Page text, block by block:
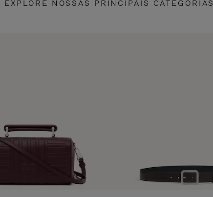
EXPLORE NOSSAS PRINCIPAIS CATEGORIAS